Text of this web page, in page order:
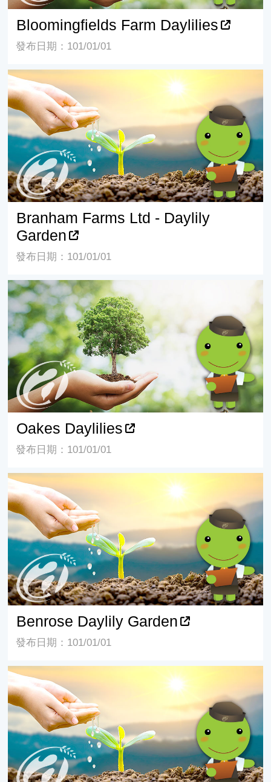
Bloomingfields Farm Daylilies
發布日期：101/01/01
Branham Farms Ltd - Daylily Garden
Branham Farms Ltd - Daylily
Garden
發布日期：101/01/01
Oakes Daylilies
Oakes Daylilies
發布日期：101/01/01
Benrose Daylily Garden
Benrose Daylily Garden
發布日期：101/01/01
Johnson Daylily Garden